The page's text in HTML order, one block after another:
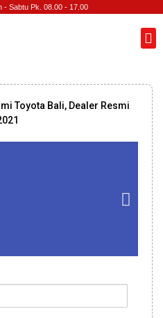
- Sabtu Pk. 08.00 - 17.00
Toyota Bali, Dealer Resmi